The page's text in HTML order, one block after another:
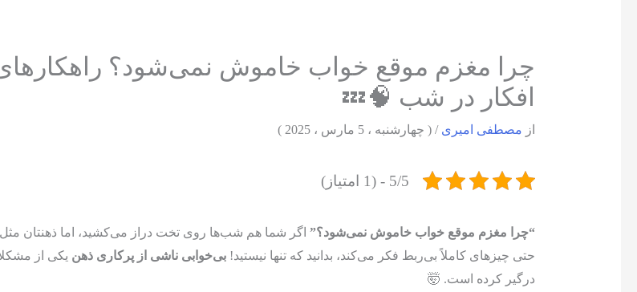
چرا مغزم موقع خواب خاموش نمی‌شود؟
افکار در شب 🧠💤
از مصطفی امیری/ ( چهارشنبه ، 5 مارس ، 2025 )
5/5 - (1 امتیاز)
“چرا مغزم موقع خواب خاموش نمی‌شود؟”اگر شما هم شب‌ها روی تخت دراز می‌کشید، اما ذهنتان مثل
حتی چیزهای کاملاً بی‌ربط فکر می‌کند، بدانید که تنها نیستید! بی‌خوابی ناشی از پرکاری ذهن یکی از
درگیر کرده است. 🤯